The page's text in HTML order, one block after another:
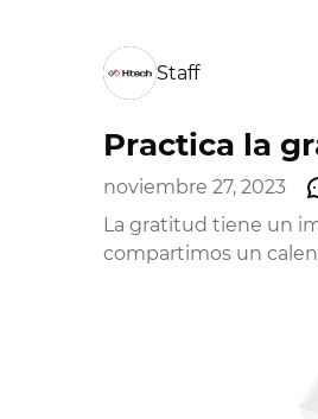
Staff
Practica la
noviembre 27, 2023
La gratitud tiene un
compartimos un